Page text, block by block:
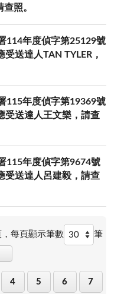
照。
114年度偵字第25129號
送達人TAN TYLER，
115年度偵字第19369號
受送達人王文樂，請查
115年度偵字第9674號
受送達人呂建毅，請查
每頁顯示筆數 筆
4 5 6 7